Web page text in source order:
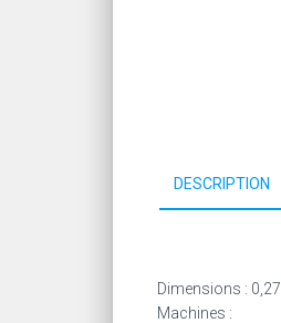
DESCRIPTION
Dimensions : 0,27
Machines :